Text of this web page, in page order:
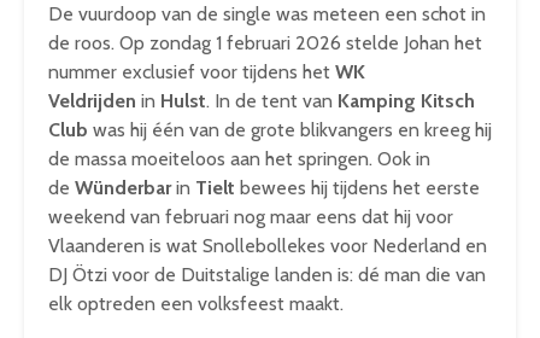
De vuurdoop van de single was meteen een schot in
de roos. Op zondag 1 februari 2026 stelde Johan het
nummer exclusief voor tijdens het WK
Veldrijden in Hulst. In de tent van Kamping Kitsch
Club was hij één van de grote blikvangers en kreeg hij
de massa moeiteloos aan het springen. Ook in
de Wünderbarin Tielt bewees hij tijdens het eerste
weekend van februari nog maar eens dat hij voor
Vlaanderen is wat Snollebollekes voor Nederland en
DJ Ötzi voor de Duitstalige landen is: dé man die van
elk optreden een volksfeest maakt.